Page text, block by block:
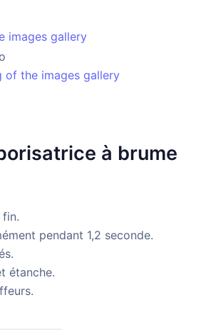
images gallery
of the images gallery
à brume
pendant 1,2 seconde.
étanche.